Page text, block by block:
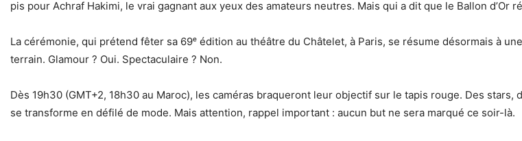
pis pour Achraf Hakimi, le vrai gagnant aux yeux des amateurs neutres. Mais qui a dit que le Ballon d’Or
La cérémonie, qui prétend fêter sa 69ᵉ édition au théâtre du Châtelet, à Paris, se résume désormais à
terrain. Glamour ? Oui. Spectaculaire ? Non.
Dès 19h30 (GMT+2, 18h30 au Maroc), les caméras braqueront leur objectif sur le tapis rouge. Des
se transforme en défilé de mode. Mais attention, rappel important : aucun but ne sera marqué ce soir-là.